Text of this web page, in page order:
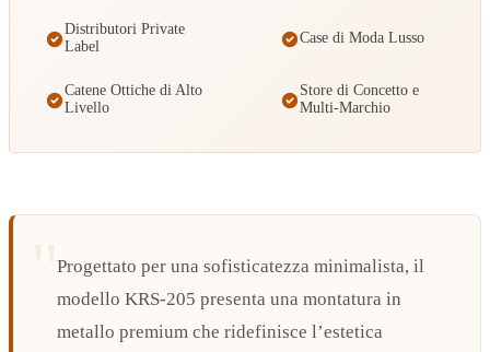
Distributori Private
Label
Case di Moda Lusso
Catene Ottiche di Alto
Livello
Store di Concetto e
Multi-Marchio
Progettato per una sofisticatezza minimalista, il
modello KRS-205 presenta una montatura in
metallo premium che ridefinisce l’estetica